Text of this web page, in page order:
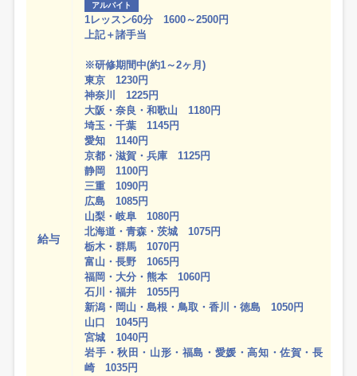
給与
アルバイト
1レッスン60分 1600～2500円
上記＋諸手当
※研修期間中(約1～2ヶ月)
東京 1230円
神奈川 1225円
大阪・奈良・和歌山 1180円
埼玉・千葉 1145円
愛知 1140円
京都・滋賀・兵庫 1125円
静岡 1100円
三重 1090円
広島 1085円
山梨・岐阜 1080円
北海道・青森・茨城 1075円
栃木・群馬 1070円
富山・長野 1065円
福岡・大分・熊本 1060円
石川・福井 1055円
新潟・岡山・島根・鳥取・香川・徳島 1050円
山口 1045円
宮城 1040円
岩手・秋田・山形・福島・愛媛・高知・佐賀・長
崎 1035円